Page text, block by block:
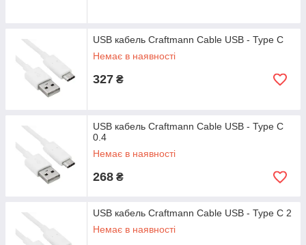
USB кабель Craftmann Cable USB - Type C
Немає в наявності
327 ₴
USB кабель Craftmann Cable USB - Type C
0.4
Немає в наявності
268 ₴
USB кабель Craftmann Cable USB - Type C 2
Немає в наявності